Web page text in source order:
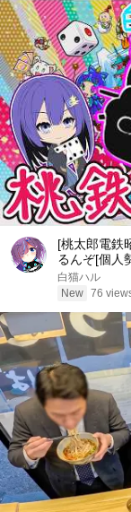
[桃太郎電鉄
るんぞ[個人
白猫ハル
New 76